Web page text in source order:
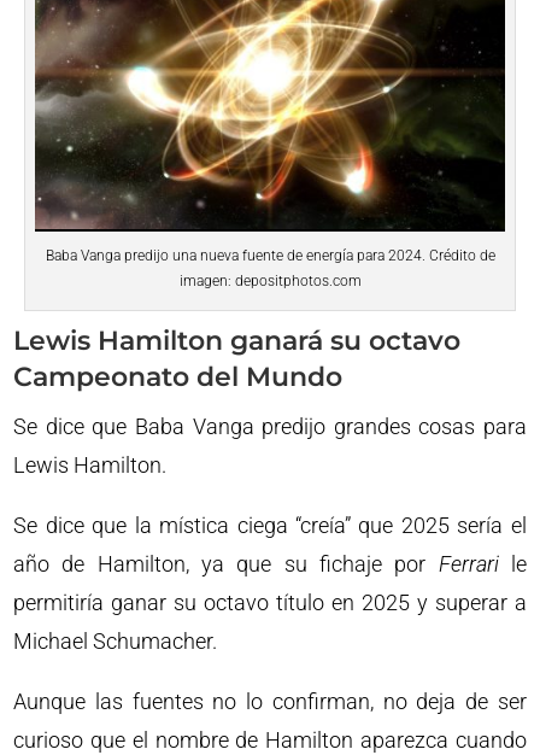
Baba Vanga predijo una nueva fuente de energía para 2024. Crédito de
imagen: depositphotos.com
Lewis Hamilton ganará su octavo
Campeonato del Mundo
Se dice que Baba Vanga predijo grandes cosas para
Lewis Hamilton.
Se dice que la mística ciega “creía” que 2025 sería el
año de Hamilton, ya que su fichaje por Ferrarile
permitiría ganar su octavo título en 2025 y superar a
Michael Schumacher.
Aunque las fuentes no lo confirman, no deja de ser
curioso que el nombre de Hamilton aparezca cuando